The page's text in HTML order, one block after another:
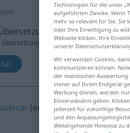
sep>
anklicken/antippen)
asentar (en
Technologien für die unter
aufgeführten Zwecke. Wenn
mehr so relevant für Sie. Sie
oder Ihre Einwilligung zu
Webseite klicken. Ihre
unserer
Wir verwenden Cookies,
kommunizieren können.
der statistischen
immer auf Ihrem Endgerät
Werbung dienen, werden
Einverständnis geben.
jederzeit für zukünftige
und den
Weitergehende Hinweise zu